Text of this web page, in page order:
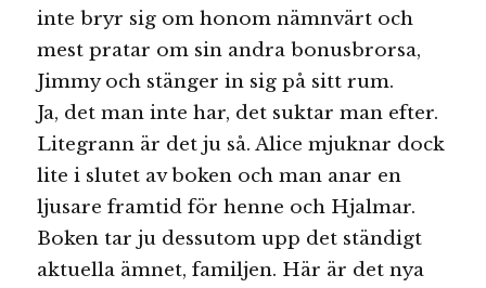
inte bryr sig om honom nämnvärt och
mest pratar om sin andra bonusbrorsa,
Jimmy och stänger in sig på sitt rum.
Ja, det man inte har, det suktar man efter.
Litegrann är det ju så. Alice mjuknar dock
lite i slutet av boken och man anar en
ljusare framtid för henne och Hjalmar.
Boken tar ju dessutom upp det ständigt
aktuella ämnet, familjen. Här är det nya